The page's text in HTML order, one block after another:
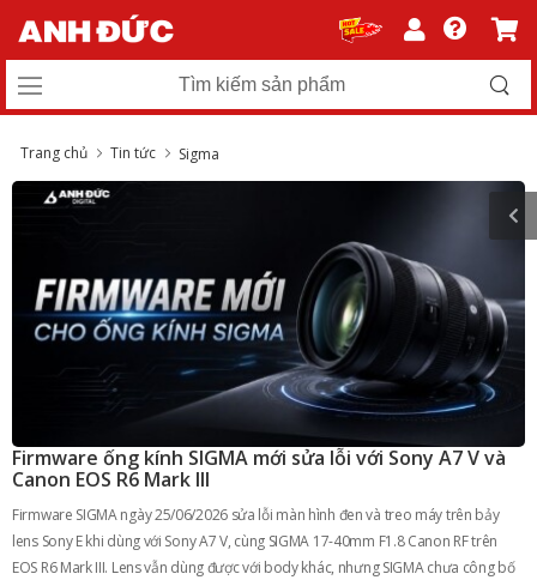
Trang chủ Tin tức Sigma
Firmware ống kính SIGMA mới sửa lỗi với Sony A7 V và
Canon EOS R6 Mark III
Firmware SIGMA ngày 25/06/2026 sửa lỗi màn hình đen và treo máy trên bảy
lens Sony E khi dùng với Sony A7 V, cùng SIGMA 17-40mm F1.8 Canon RF trên
EOS R6 Mark III. Lens vẫn dùng được với body khác, nhưng SIGMA chưa công bố